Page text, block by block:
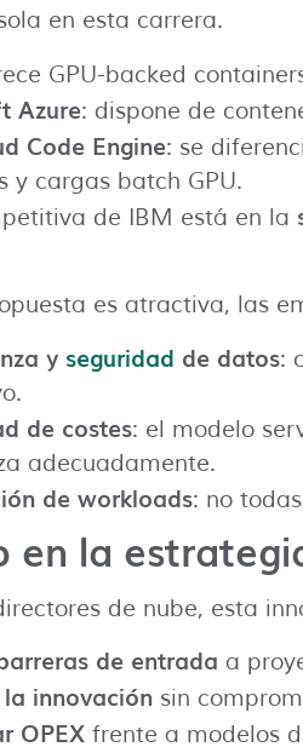
en esta carrera.
GPU-backed
Azure: dispone de
Code Engine: se
y cargas batch GPU.
de IBM está en la
es atractiva, las
y seguridad de datos:
de costes: el modelo
adecuadamente.
de workloads: no
en la
de nube, esta
de entrada a
innovación sin
OPEX frente a modelos